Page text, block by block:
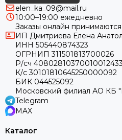
elen_ka_09@mail.ru
10:00–19:00 ежедневно
Заказы онлайн принимаются
ИП Дмитриева Елена
ИНН 505440874323
ОГРНИП 311501813700026
Р/сч 40802810370010012433
К/с 30101810645250000092
БИК 044525092
Московский филиал АО КБ
Telegram
MAX
Каталог